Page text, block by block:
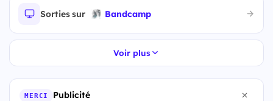
Sorties sur Bandcamp
Voir plus
MERCI Publicité